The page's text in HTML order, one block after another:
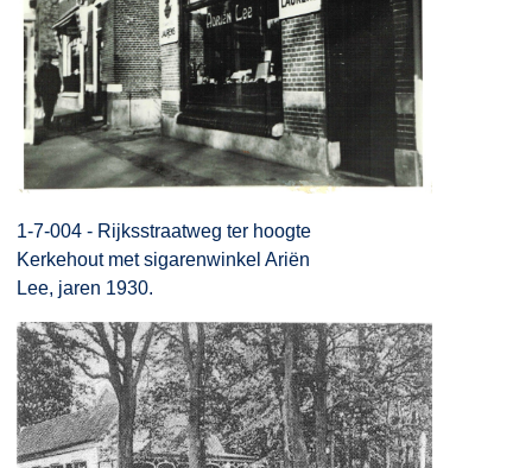
1-7-004 - Rijksstraatweg ter hoogte
Kerkehout met sigarenwinkel Ariën
Lee, jaren 1930.